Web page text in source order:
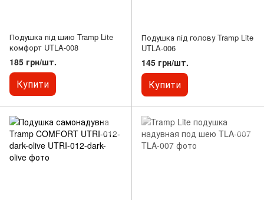
Подушка під шию Tramp Lite
комфорт UTLA-008
185 грн/шт.
Купити
Подушка під голову Tramp Lite
UTLA-006
145 грн/шт.
Купити